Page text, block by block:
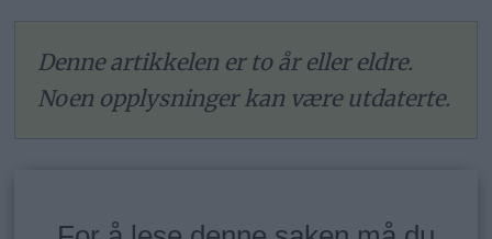
Denne artikkelen er to år eller eldre.
Noen opplysninger kan være utdaterte.